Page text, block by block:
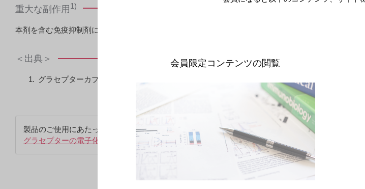
重大な副作用 1)
本剤を含む免疫抑制剤による過度の免疫抑制に起因すると思われるBKウイルス腎症の症例が報告さ
＜出典＞
グラセプターカプセル0.5mg,1mg,5mgインタビューフォーム
製品のご使用にあたっては、最新の電子化された添付文書をご参照ください。
グラセプターの電子化された添付文書はこちら
会員限定コンテンツの閲覧